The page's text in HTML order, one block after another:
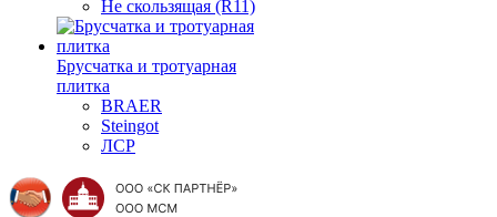
Не скользящая (R11)
Брусчатка и тротуарная
плитка
BRAER
Steingot
ЛСР